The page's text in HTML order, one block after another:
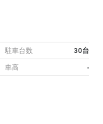
駐車台数 30台
車高 -